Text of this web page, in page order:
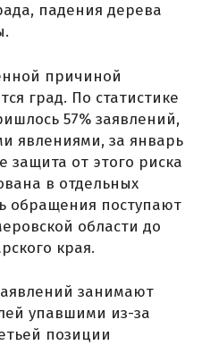
падения дерева
причиной
град. По статистике
57% заявлений,
явлениями, за январь
защита от этого риска
в отдельных
обращения поступают
области до
края.
занимают
упавшими из-за
позиции